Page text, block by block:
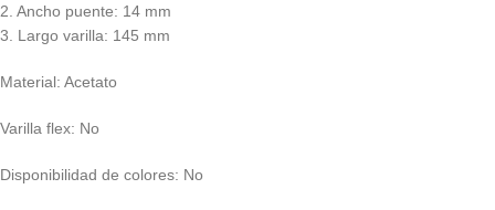
2. Ancho puente: 14 mm
3. Largo varilla: 145 mm
Material: Acetato
Varilla flex: No
Disponibilidad de colores: No